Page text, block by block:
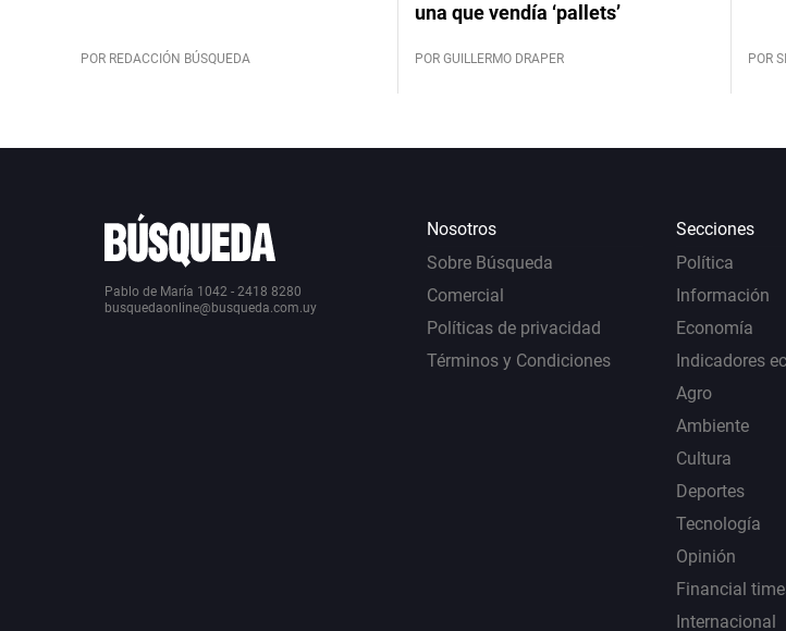
POR REDACCIÓN BÚSQUEDA
una que vendía ‘pallets’
POR GUILLERMO DRAPER POR
Pablo de María 1042 - 2418 8280
busquedaonline@busqueda.com.uy
Nosotros
Sobre Búsqueda
Comercial
Políticas de privacidad
Términos y Condiciones
Secciones
Política
Información
Economía
Indicadores
Agro
Ambiente
Cultura
Deportes
Tecnología
Opinión
Financial
Internacional